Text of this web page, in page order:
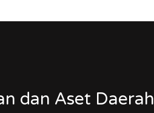
dan Aset Daerah